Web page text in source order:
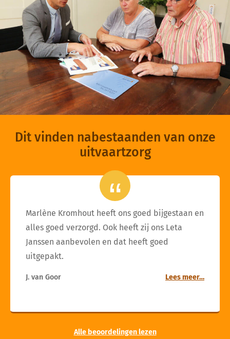
Dit vinden nabestaanden van onze
uitvaartzorg
Marlène Kromhout heeft ons goed bijgestaan en
alles goed verzorgd. Ook heeft zij ons Leta
Janssen aanbevolen en dat heeft goed
uitgepakt.
J. van Goor Lees meer…
Alle beoordelingen lezen